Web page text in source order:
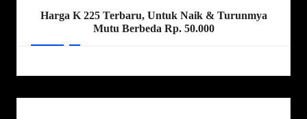
Harga K 225 Terbaru, Untuk Naik & Turunmya
Mutu Berbeda Rp. 50.000